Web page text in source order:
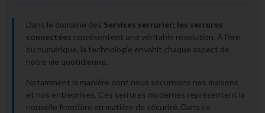
Dans le domaine des Services serrurier; les serrures
connectées représentent une véritable révolution. À l’ère
du numérique, la technologie envahit chaque aspect de
notre vie quotidienne.
Notamment la manière dont nous sécurisons nos maisons
et nos entreprises. Ces serrures modernes représentent la
nouvelle frontière en matière de sécurité. Dans ce